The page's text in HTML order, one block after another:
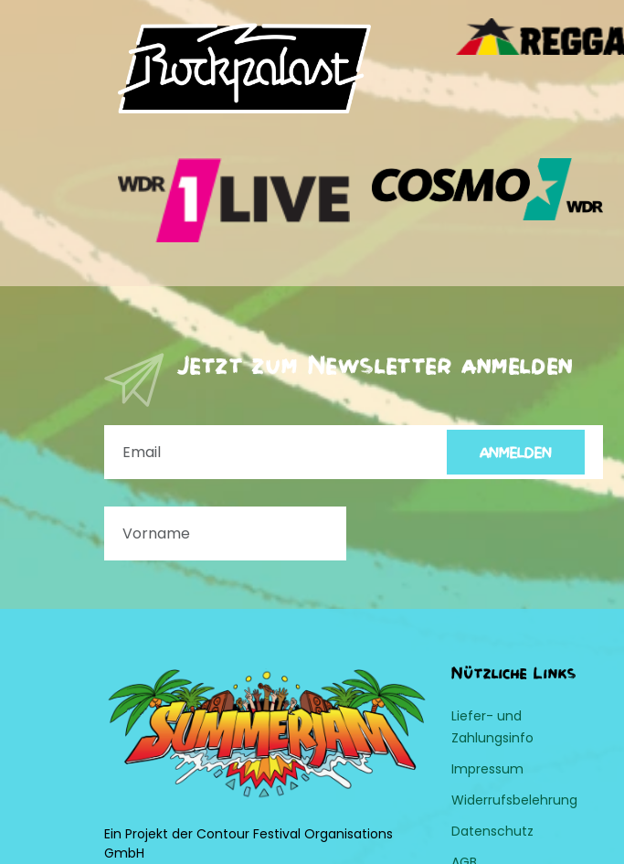
Jetzt zum Newsletter anmelden
ANMELDEN
Ein Projekt der Contour Festival Organisations
GmbH
Nützliche Links
Liefer- und
Zahlungsinfo
Impressum
Widerrufsbelehrung
Datenschutz